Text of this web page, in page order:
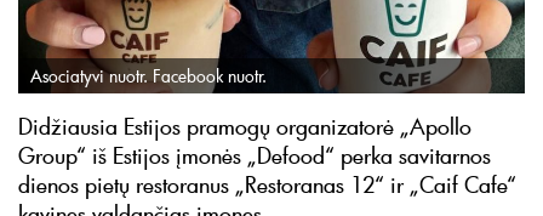
Asociatyvi nuotr. Facebook nuotr.
Didžiausia Estijos pramogų organizatorė „Apollo
Group“ iš Estijos įmonės „Defood“ perka savitarnos
dienos pietų restoranus „Restoranas 12“ ir „Caif Cafe“